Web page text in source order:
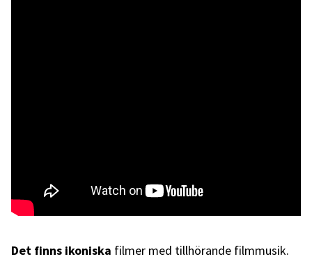
Det finns ikoniska filmer med tillhörande filmmusik.